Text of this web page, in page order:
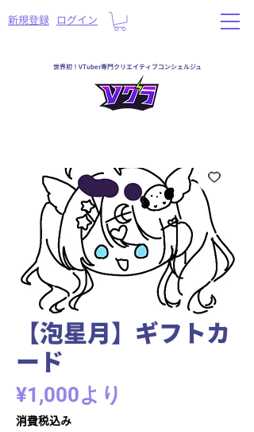
​新規登録 ログイン
世界初！VTuber専門クリエイティブコンシェルジュ
【泡星月】ギフトカ
ード
¥1,000より
消費税込み